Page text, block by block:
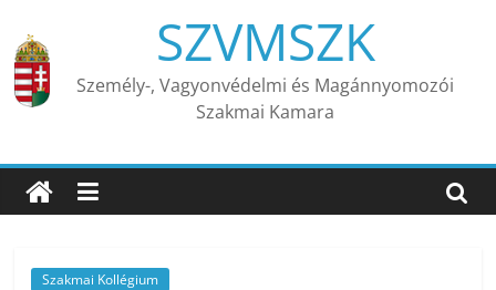
content
SZVMSZK
Személy-, Vagyonvédelmi és Magánnyomozói
Szakmai Kamara
Szakmai Kollégium